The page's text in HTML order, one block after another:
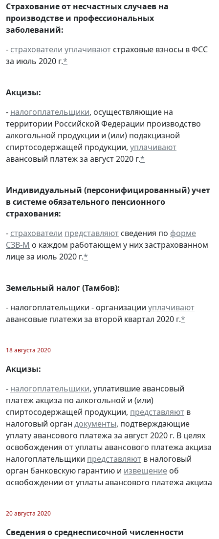
Страхование от несчастных случаев на
производстве и профессиональных
заболеваний:
- страхователи уплачивают страховые взносы в ФСС
за июль 2020 г.*
Акцизы:
- налогоплательщики, осуществляющие на
территории Российской Федерации производство
алкогольной продукции и (или) подакцизной
спиртосодержащей продукции, уплачивают
авансовый платеж за август 2020 г.*
Индивидуальный (персонифицированный) учет
в системе обязательного пенсионного
страхования:
- страхователи представляют сведения по форме
СЗВ-М о каждом работающем у них застрахованном
лице за июль 2020 г.*
Земельный налог (Тамбов):
- налогоплательщики - организации уплачивают
авансовые платежи за второй квартал 2020 г.*
18 августа 2020
Акцизы:
- налогоплательщики, уплатившие авансовый
платеж акциза по алкогольной и (или)
спиртосодержащей продукции, представляют в
налоговый орган документы, подтверждающие
уплату авансового платежа за август 2020 г. В целях
освобождения от уплаты авансового платежа акциза
налогоплательщики представляют в налоговый
орган банковскую гарантию и извещение об
освобождении от уплаты авансового платежа акциза
20 августа 2020
Сведения о среднесписочной численности